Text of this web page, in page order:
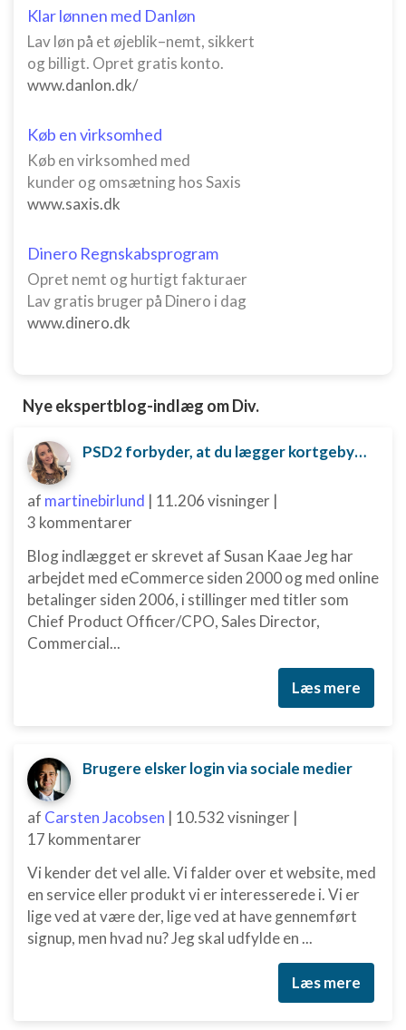
Klar lønnen med Danløn
Lav løn på et øjeblik–nemt, sikkert
og billigt. Opret gratis konto.
www.danlon.dk/
Køb en virksomhed
Køb en virksomhed med
kunder og omsætning hos Saxis
www.saxis.dk
Dinero Regnskabsprogram
Opret nemt og hurtigt fakturaer
Lav gratis bruger på Dinero i dag
www.dinero.dk
Nye ekspertblog-indlæg om Div.
PSD2 forbyder, at du lægger kortgebyret ud til dine kunder fra 1. januar 2018
af martinebirlund | 11.206 visninger |
3 kommentarer
Blog indlægget er skrevet af Susan Kaae Jeg har
arbejdet med eCommerce siden 2000 og med online
betalinger siden 2006, i stillinger med titler som
Chief Product Officer/CPO, Sales Director,
Commercial...
Læs mere
Brugere elsker login via sociale medier
af Carsten Jacobsen | 10.532 visninger |
17 kommentarer
Vi kender det vel alle. Vi falder over et website, med
en service eller produkt vi er interesserede i. Vi er
lige ved at være der, lige ved at have gennemført
signup, men hvad nu? Jeg skal udfylde en ...
Læs mere
Oprette profiler for at tilpasse indhold
Bruge profiler til at vælge tilpasset indhold
Måle indholdseffektivitet
Forstå målgrupper gennem statistikker eller
kombinationer af oplysninger fra forskellige
kilder
Udvikle og forbedre tjenester
Bruge begrænsede oplysninger til at vælge
indhold
IAB Special Features:
Identificere enheder baseret på aktivt
Ikke-IAB-behandlingsformål:
Nødvendig
Ydeevne
Funktionel
Annoncering / marketing